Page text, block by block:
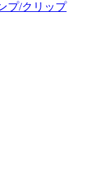
プ/クリップ